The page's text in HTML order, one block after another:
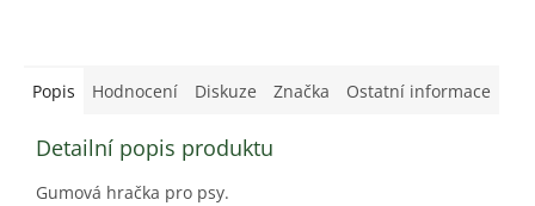
Popis Hodnocení Diskuze Značka Ostatní informace
Detailní popis produktu
Gumová hračka pro psy.